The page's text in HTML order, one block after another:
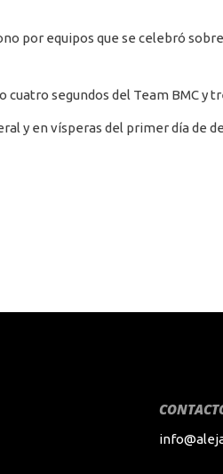
por equipos que se celebró
segundos del Team BMC y
y en vísperas del primer día de